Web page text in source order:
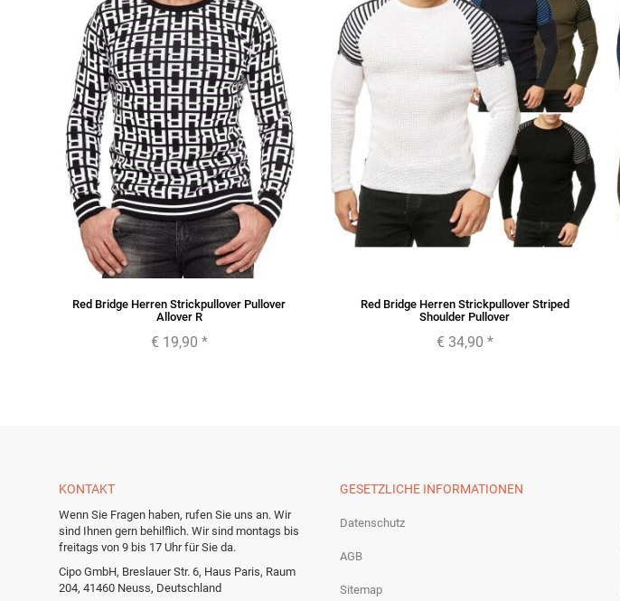
Red Bridge Herren Strickpullover Pullover
Allover R
€ 19,90 *
Red Bridge Herren Strickpullover Striped
Shoulder Pullover
€ 34,90 *
KONTAKT
Wenn Sie Fragen haben, rufen Sie uns an. Wir
sind Ihnen gern behilflich. Wir sind montags bis
freitags von 9 bis 17 Uhr für Sie da.
Cipo GmbH, Breslauer Str. 6, Haus Paris, Raum
204, 41460 Neuss, Deutschland
GESETZLICHE INFORMATIONEN
Datenschutz
AGB
Sitemap